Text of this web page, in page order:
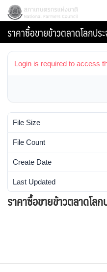
Skip
content
Search
for:
สภาเกษตรกรแห่งชาติ
ราคาซื้อขายข้าวตลาดโลกป
Login is required to access
File Size
File Count
Create Date
Last Updated
ราคาซื้อขายข้าวตลาดโล